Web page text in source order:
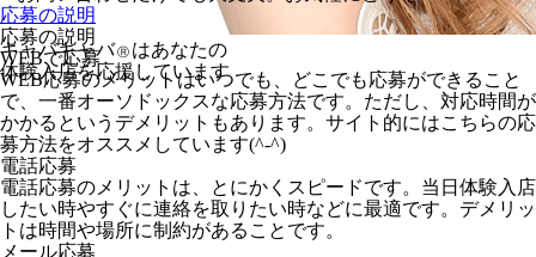
キャバキャバⓇ はあなたの
体験入店を応援しています
応募の説明
応募の説明
WEBで応募
WEB応募のメリットはいつでも、どこでも応募ができること
で、一番オーソドックスな応募方法です。ただし、対応時間が
かかるというデメリットもあります。サイト的にはこちらの応
募方法をオススメしています(^-^)
電話応募
電話応募のメリットは、とにかくスピードです。当日体験入店
したい時やすぐに連絡を取りたい時などに最適です。デメリッ
トは時間や場所に制約があることです。
メール応募